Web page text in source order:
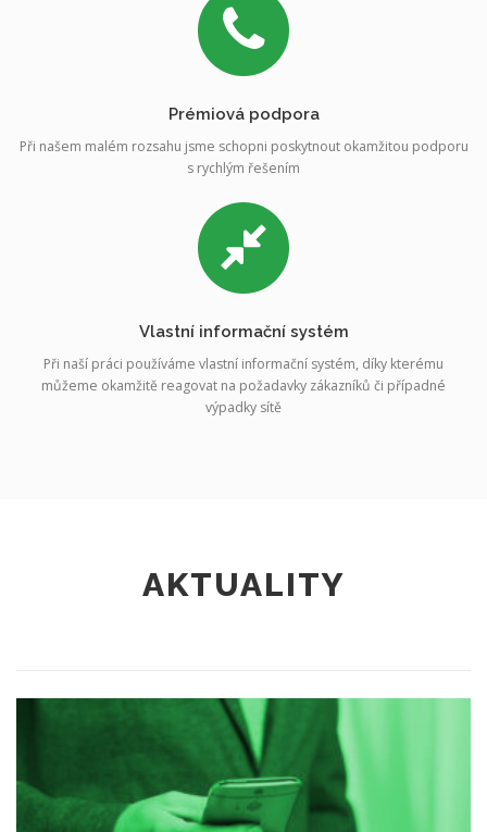
Prémiová podpora
Při našem malém rozsahu jsme schopni poskytnout okamžitou podporu
s rychlým řešením
Vlastní informační systém
Při naší práci používáme vlastní informační systém, díky kterému
můžeme okamžitě reagovat na požadavky zákazníků či případné
výpadky sítě
AKTUALITY